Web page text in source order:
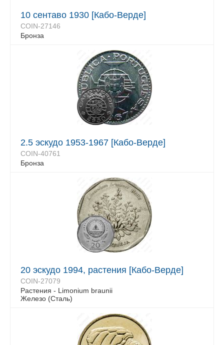
10 сентаво 1930 [Кабо-Верде]
COIN-27146
Бронза
2.5 эскудо 1953-1967 [Кабо-Верде]
COIN-40761
Бронза
20 эскудо 1994, растения [Кабо-Верде]
COIN-27079
Растения - Limonium braunii
Железо (Сталь)